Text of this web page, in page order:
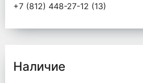
+7 (812) 448-27-12 (13)
Наличие